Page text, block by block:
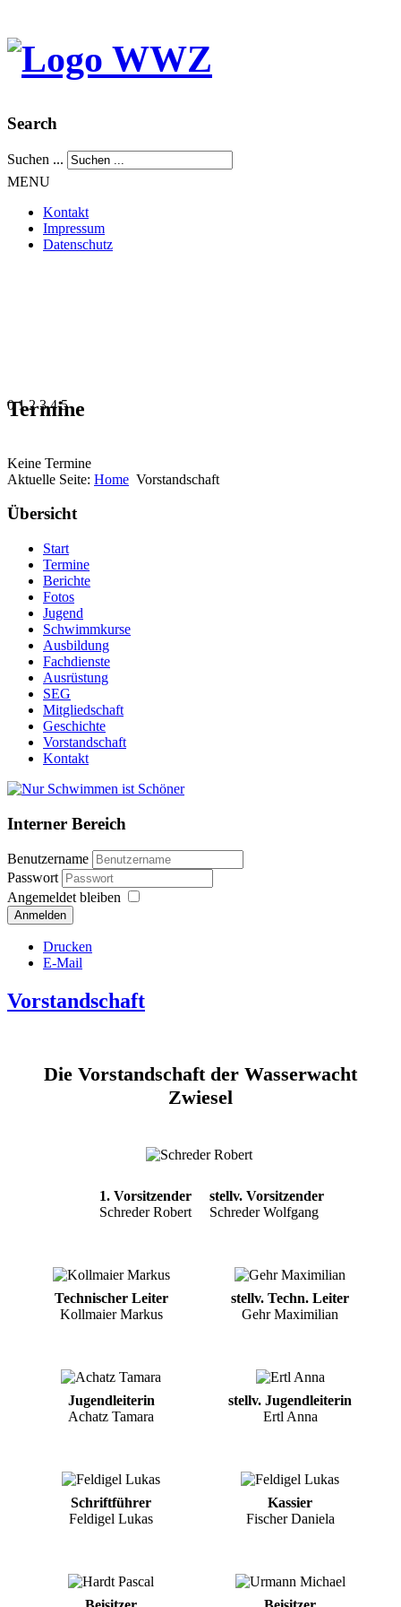
Search
Suchen ...
MENU
Kontakt
Impressum
Datenschutz
012345
Termine
Keine Termine
Aktuelle Seite: Home Vorstandschaft
Übersicht
Start
Termine
Berichte
Fotos
Jugend
Schwimmkurse
Ausbildung
Fachdienste
Ausrüstung
SEG
Mitgliedschaft
Geschichte
Vorstandschaft
Kontakt
Interner Bereich
Benutzername
Passwort
Angemeldet bleiben
Anmelden
Drucken
E-Mail
Vorstandschaft
Die Vorstandschaft der Wasserwacht
Zwiesel
1. Vorsitzender
Schreder Robert
stellv. Vorsitzender
Schreder Wolfgang
Technischer Leiter
Kollmaier Markus
stellv. Techn. Leiter
Gehr Maximilian
Jugendleiterin
Achatz Tamara
stellv. Jugendleiterin
Ertl Anna
Schriftführer
Feldigel Lukas
Kassier
Fischer Daniela